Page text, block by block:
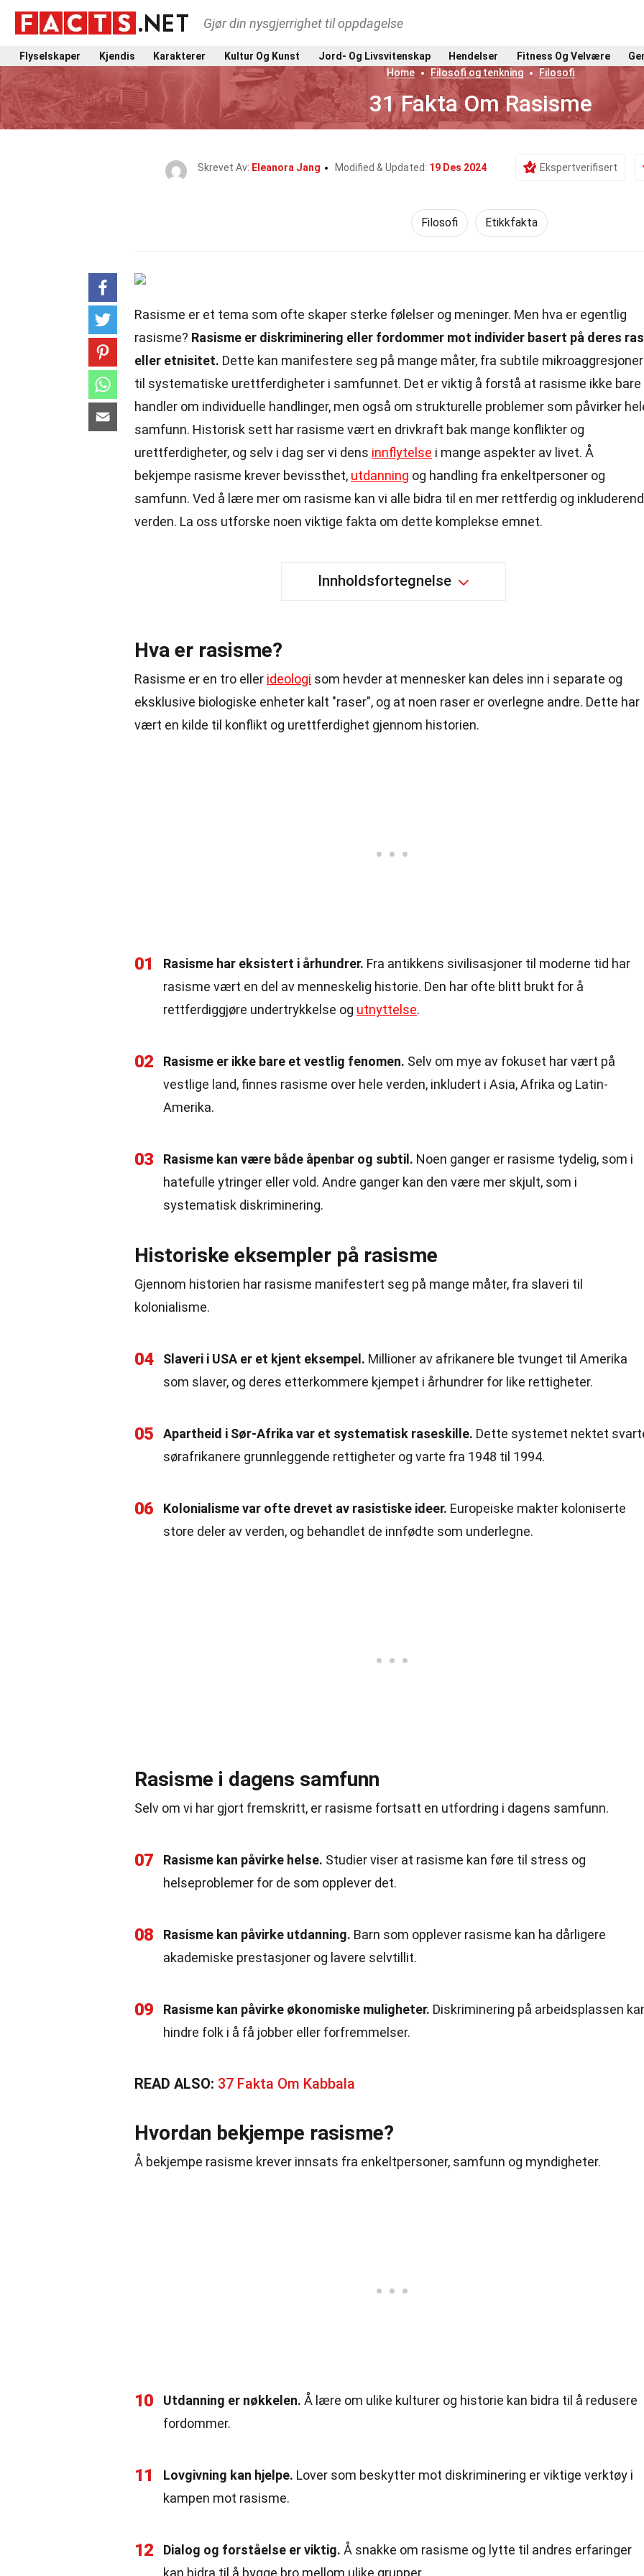
Gjør din nysgjerrighet til oppdagelse
Flyselskaper Kjendis Karakterer Kultur Og Kunst Jord- Og Livsvitenskap Hendelser Fitness Og Velvære
Home
Filosofi og tenkning Filosofi
31 Fakta Om Rasisme
Skrevet Av: Eleanora Jang Modified & Updated: 19 Des 2024 Ekspertverifisert
Filosofi Etikkfakta
Rasisme er et tema som ofte skaper sterke følelser og meninger. Men hva er egentlig
rasisme? Rasisme er diskriminering eller fordommer mot individer basert på deres
eller etnisitet. Dette kan manifestere seg på mange måter, fra subtile mikroaggresjoner
til systematiske urettferdigheter i samfunnet. Det er viktig å forstå at rasisme ikke bare
handler om individuelle handlinger, men også om strukturelle problemer som påvirker
samfunn. Historisk sett har rasisme vært en drivkraft bak mange konflikter og
urettferdigheter, og selv i dag ser vi dens innflytelse i mange aspekter av livet. Å
bekjempe rasisme krever bevissthet, utdanning og handling fra enkeltpersoner og
samfunn. Ved å lære mer om rasisme kan vi alle bidra til en mer rettferdig og
verden. La oss utforske noen viktige fakta om dette komplekse emnet.
Innholdsfortegnelse
Hva er rasisme?
Rasisme er en tro eller ideologi som hevder at mennesker kan deles inn i separate og
eksklusive biologiske enheter kalt "raser", og at noen raser er overlegne andre. Dette har
vært en kilde til konflikt og urettferdighet gjennom historien.
01 Rasisme har eksistert i århundrer. Fra antikkens sivilisasjoner til moderne tid har
rasisme vært en del av menneskelig historie. Den har ofte blitt brukt for å
rettferdiggjøre undertrykkelse og utnyttelse.
02 Rasisme er ikke bare et vestlig fenomen. Selv om mye av fokuset har vært på
vestlige land, finnes rasisme over hele verden, inkludert i Asia, Afrika og Latin-
Amerika.
03 Rasisme kan være både åpenbar og subtil. Noen ganger er rasisme tydelig, som i
hatefulle ytringer eller vold. Andre ganger kan den være mer skjult, som i
systematisk diskriminering.
Historiske eksempler på rasisme
Gjennom historien har rasisme manifestert seg på mange måter, fra slaveri til
kolonialisme.
04 Slaveri i USA er et kjent eksempel. Millioner av afrikanere ble tvunget til Amerika
som slaver, og deres etterkommere kjempet i århundrer for like rettigheter.
05 Apartheid i Sør-Afrika var et systematisk raseskille. Dette systemet nektet
sørafrikanere grunnleggende rettigheter og varte fra 1948 til 1994.
06 Kolonialisme var ofte drevet av rasistiske ideer. Europeiske makter koloniserte
store deler av verden, og behandlet de innfødte som underlegne.
Rasisme i dagens samfunn
Selv om vi har gjort fremskritt, er rasisme fortsatt en utfordring i dagens samfunn.
07 Rasisme kan påvirke helse. Studier viser at rasisme kan føre til stress og
helseproblemer for de som opplever det.
08 Rasisme kan påvirke utdanning. Barn som opplever rasisme kan ha dårligere
akademiske prestasjoner og lavere selvtillit.
09 Rasisme kan påvirke økonomiske muligheter. Diskriminering på arbeidsplassen
hindre folk i å få jobber eller forfremmelser.
READ ALSO: 37 Fakta Om Kabbala
Hvordan bekjempe rasisme?
Å bekjempe rasisme krever innsats fra enkeltpersoner, samfunn og myndigheter.
10 Utdanning er nøkkelen. Å lære om ulike kulturer og historie kan bidra til å redusere
fordommer.
11 Lovgivning kan hjelpe. Lover som beskytter mot diskriminering er viktige verktøy i
kampen mot rasisme.
12 Dialog og forståelse er viktig. Å snakke om rasisme og lytte til andres erfaringer
kan bidra til å bygge bro mellom ulike grupper.